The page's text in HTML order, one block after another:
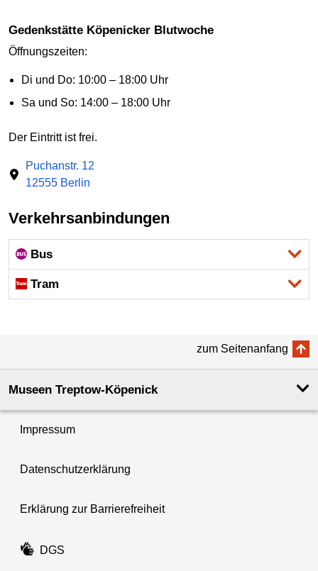
Gedenkstätte Köpenicker Blutwoche
Öffnungszeiten:
Di und Do: 10:00 – 18:00 Uhr
Sa und So: 14:00 – 18:00 Uhr
Der Eintritt ist frei.
Puchanstr. 12
12555 Berlin
Verkehrsanbindungen
Bus
Tram
zum Seitenanfang
Museen Treptow-Köpenick
Impressum
Datenschutzerklärung
Erklärung zur Barrierefreiheit
DGS